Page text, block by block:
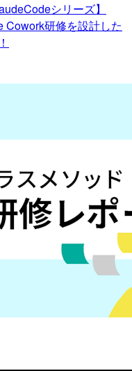
シリーズ】
Cowork研修を設計した